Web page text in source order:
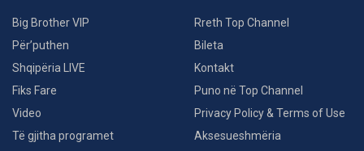
Big Brother VIP
Për’puthen
Shqipëria LIVE
Fiks Fare
Video
Të gjitha programet
Rreth Top Channel
Bileta
Kontakt
Puno në Top Channel
Privacy Policy & Terms of Use
Aksesueshmëria